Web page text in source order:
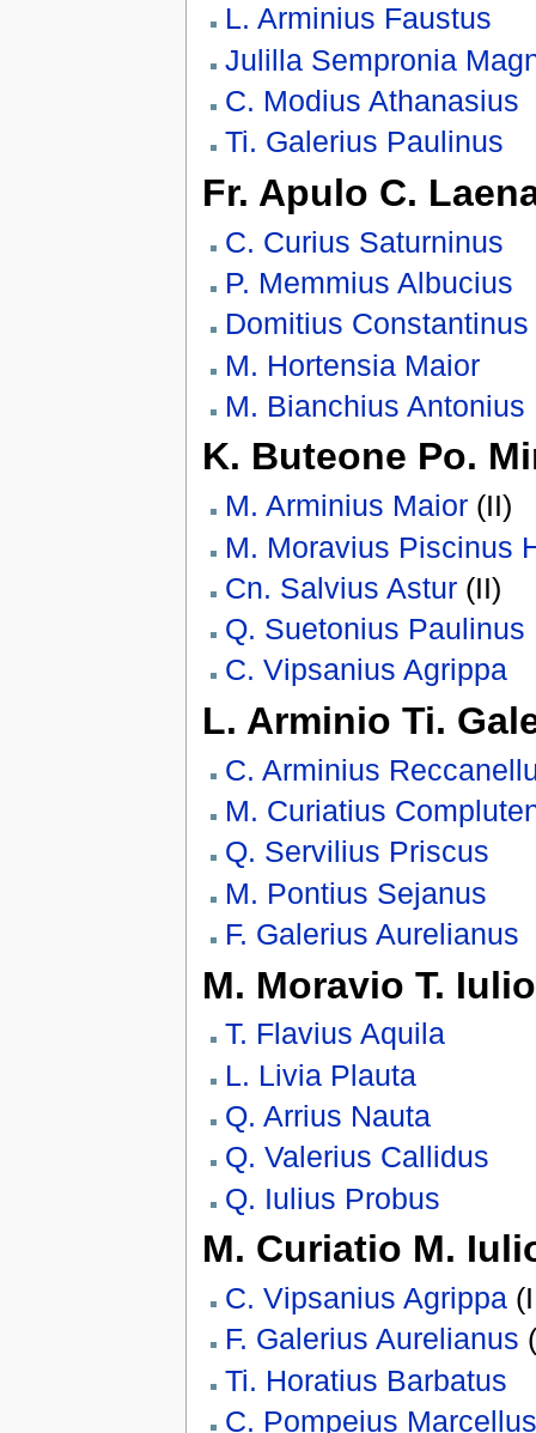
L. Arminius Faustus
Julilla Sempronia
C. Modius Athanasius
Ti. Galerius Paulinus
Fr. Apulo C.
C. Curius Saturninus
P. Memmius Albucius
Domitius
M. Hortensia Maior
M. Bianchius Antonius
K. Buteone Po.
M. Arminius Maior(II)
M. Moravius Piscinus
Cn. Salvius Astur(II)
Q. Suetonius Paulinus
C. Vipsanius Agrippa
L. Arminio Ti.
C. Arminius
M. Curiatius
Q. Servilius Priscus
M. Pontius Sejanus
F. Galerius Aurelianus
M. Moravio T.
T. Flavius Aquila
L. Livia Plauta
Q. Arrius Nauta
Q. Valerius Callidus
Q. Iulius Probus
M. Curiatio M.
C. Vipsanius Agrippa
F. Galerius Aurelianus
Ti. Horatius Barbatus
C. Pompeius Marcellus